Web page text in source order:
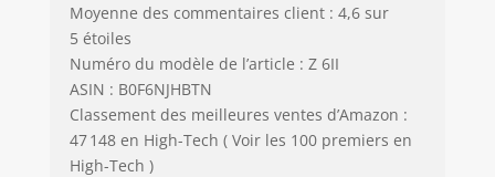
Moyenne des commentaires client : 4,6 sur
5 étoiles
Numéro du modèle de l’article : Z 6II
ASIN : B0F6NJHBTN
Classement des meilleures ventes d’Amazon :
47 148 en High-Tech ( Voir les 100 premiers en
High-Tech )